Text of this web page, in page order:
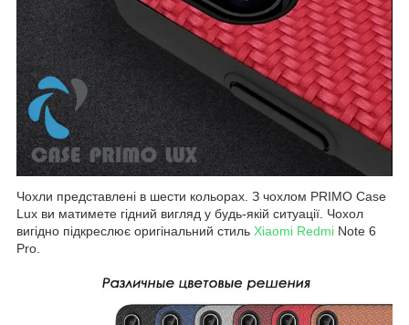
Чохли представлені в шести кольорах. З чохлом PRIMO Case
Lux ви матимете гідний вигляд у будь-якій ситуації. Чохол
вигідно підкреслює оригінальний стиль Xiaomi Redmi Note 6
Pro.